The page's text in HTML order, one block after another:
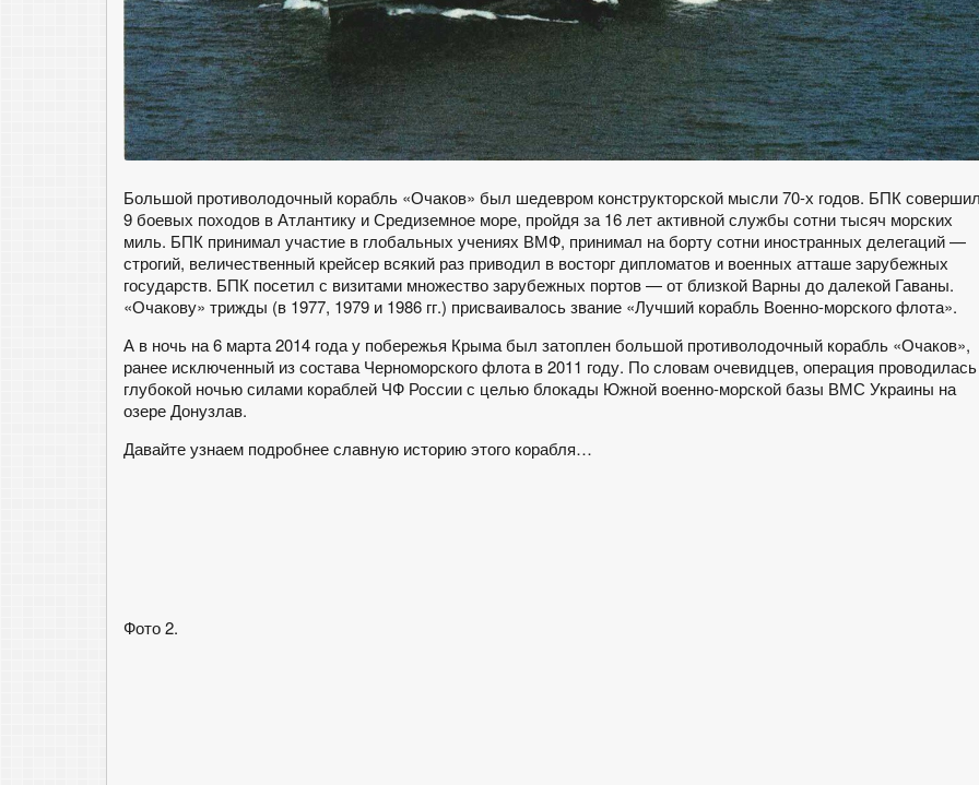
Большой противолодочный корабль «Очаков» был шедевром конструкторской мысли 70-х годов. БПК
9 боевых походов в Атлантику и Средиземное море, пройдя за 16 лет активной службы сотни тысяч морских
миль. БПК принимал участие в глобальных учениях ВМФ, принимал на борту сотни иностранных делегаций —
строгий, величественный крейсер всякий раз приводил в восторг дипломатов и военных атташе зарубежных
государств. БПК посетил с визитами множество зарубежных портов — от близкой Варны до далекой Гаваны.
«Очакову» трижды (в 1977, 1979 и 1986 гг.) присваивалось звание «Лучший корабль Военно-морского флота».
А в ночь на 6 марта 2014 года у побережья Крыма был затоплен большой противолодочный корабль «Очаков»,
ранее исключенный из состава Черноморского флота в 2011 году. По словам очевидцев, операция проводилась
глубокой ночью силами кораблей ЧФ России с целью блокады Южной военно-морской базы ВМС Украины на
озере Донузлав.
Давайте узнаем подробнее славную историю этого корабля…
Фото 2.